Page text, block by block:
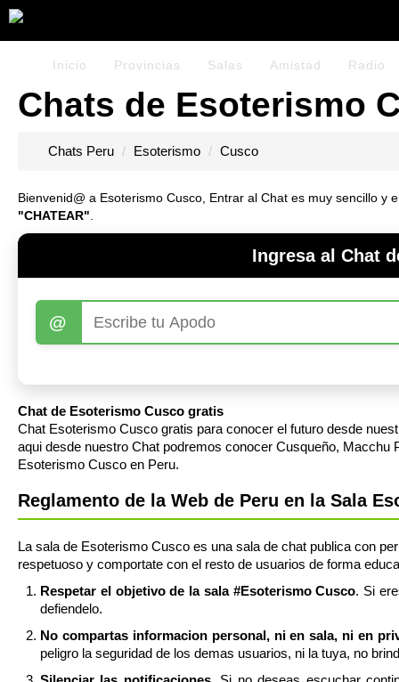
Inicio Provincias Salas Amistad Radio
Chats de Esoterismo
Chats Peru Esoterismo Cusco
Bienvenid@ a Esoterismo Cusco, Entrar al Chat es muy sencillo
"CHATEAR"
Ingresa al Chat
@
Chat de Esoterismo Cusco gratis
Chat Esoterismo Cusco gratis para conocer el futuro desde
aqui desde nuestro Chat podremos conocer Cusqueño,
Esoterismo Cusco en Peru.
Reglamento de la Web de Peru en la Sala
La sala de Esoterismo Cusco es una sala de chat publica con
respetuoso y comportate con el resto de usuarios de forma
Respetar el objetivo de la sala #Esoterismo Cusco. Si
defiendelo.
No compartas informacion personal, ni en sala, ni en
peligro la seguridad de los demas usuarios, ni la tuya, no